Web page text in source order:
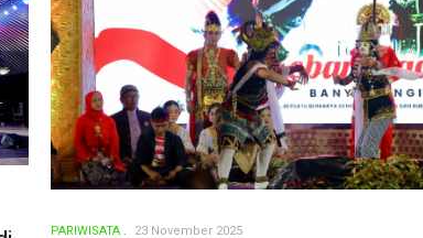
PARIWISATA 23 November 2025